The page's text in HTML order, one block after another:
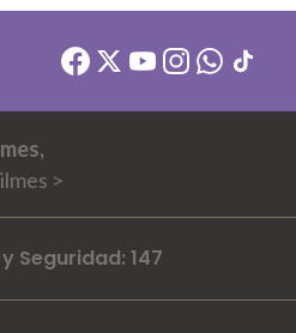
>
y Seguridad: 147